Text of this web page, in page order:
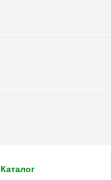
Каталог